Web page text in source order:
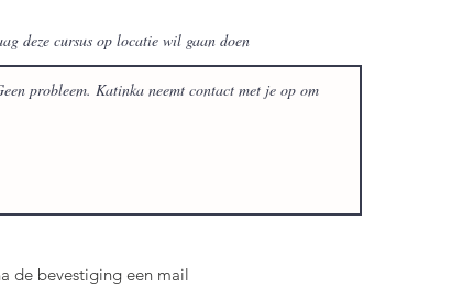
deze cursus op locatie wil gaan doen
de bevestiging een mail